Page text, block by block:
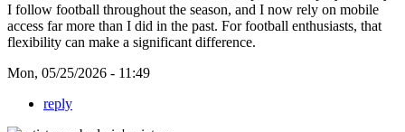
I follow football throughout the season, and I now rely on mobile
access far more than I did in the past. For football enthusiasts, that
flexibility can make a significant difference.
Mon, 05/25/2026 - 11:49
reply